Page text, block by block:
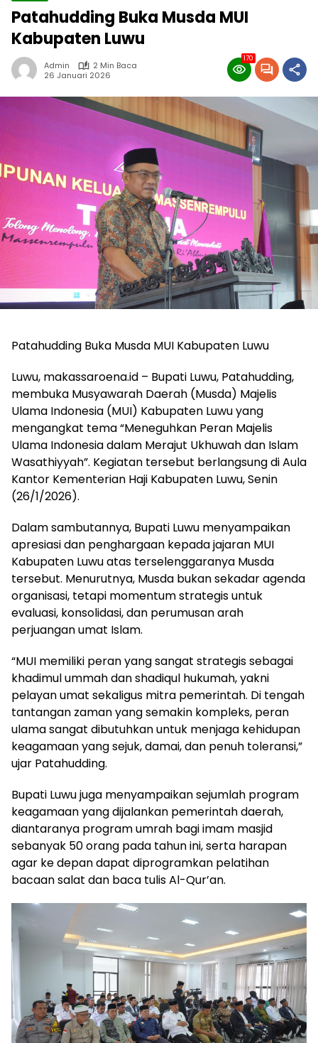
Patahudding Buka Musda MUI
Kabupaten Luwu
Admin
2 Min Baca
26 Januari 2026
170
Patahudding Buka Musda MUI Kabupaten Luwu
Luwu, makassaroena.id – Bupati Luwu, Patahudding,
membuka Musyawarah Daerah (Musda) Majelis
Ulama Indonesia (MUI) Kabupaten Luwu yang
mengangkat tema “Meneguhkan Peran Majelis
Ulama Indonesia dalam Merajut Ukhuwah dan Islam
Wasathiyyah”. Kegiatan tersebut berlangsung di Aula
Kantor Kementerian Haji Kabupaten Luwu, Senin
(26/1/2026).
Dalam sambutannya, Bupati Luwu menyampaikan
apresiasi dan penghargaan kepada jajaran MUI
Kabupaten Luwu atas terselenggaranya Musda
tersebut. Menurutnya, Musda bukan sekadar agenda
organisasi, tetapi momentum strategis untuk
evaluasi, konsolidasi, dan perumusan arah
perjuangan umat Islam.
“MUI memiliki peran yang sangat strategis sebagai
khadimul ummah dan shadiqul hukumah, yakni
pelayan umat sekaligus mitra pemerintah. Di tengah
tantangan zaman yang semakin kompleks, peran
ulama sangat dibutuhkan untuk menjaga kehidupan
keagamaan yang sejuk, damai, dan penuh toleransi,”
ujar Patahudding.
Bupati Luwu juga menyampaikan sejumlah program
keagamaan yang dijalankan pemerintah daerah,
diantaranya program umrah bagi imam masjid
sebanyak 50 orang pada tahun ini, serta harapan
agar ke depan dapat diprogramkan pelatihan
bacaan salat dan baca tulis Al-Qur’an.